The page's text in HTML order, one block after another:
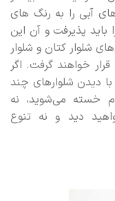
آبی را به رنگ های
پذیرفت و آن این
شلوار کتان و شلوار
خواهند گرفت. اگر
دیدن شلوارهای چند
خسته می‌شوید، نه
دید و نه تنوع